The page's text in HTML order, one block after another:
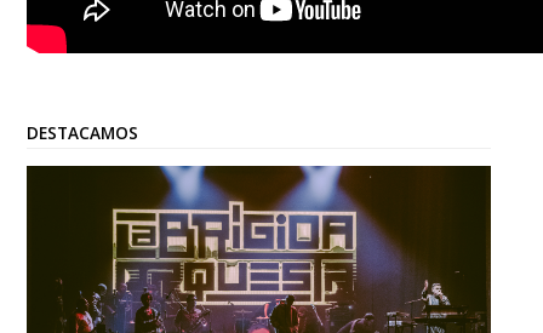
DESTACAMOS